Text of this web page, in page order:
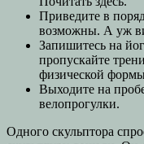
Приведите в
возможны. А уж
Запишитесь на
пропускайте
физической
Выходите на
велопрогулки.
Одного скульптора